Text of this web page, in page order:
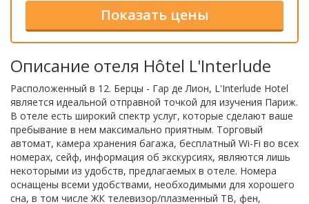
Описание отеля Hôtel L'Interlude
Расположенный в 12. Берцы - Гар де Лион, L'Interlude Hotel
является идеальной отправной точкой для изучения Париж.
В отеле есть широкий спектр услуг, которые сделают ваше
пребывание в нем максимально приятным. Торговый
автомат, камера хранения багажа, бесплатный Wi-Fi во всех
номерах, сейф, информация об экскурсиях, являются лишь
некоторыми из удобств, предлагаемых в отеле. Номера
оснащены всеми удобствами, необходимыми для хорошего
сна, в том числе ЖК телевизор/плазменный ТВ, фен,